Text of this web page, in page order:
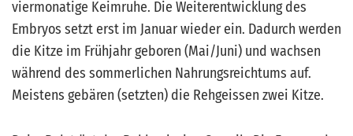
viermonatige Keimruhe. Die Weiterentwicklung des
Embryos setzt erst im Januar wieder ein. Dadurch werden
die Kitze im Frühjahr geboren (Mai/Juni) und wachsen
während des sommerlichen Nahrungsreichtums auf.
Meistens gebären (setzten) die Rehgeissen zwei Kitze.